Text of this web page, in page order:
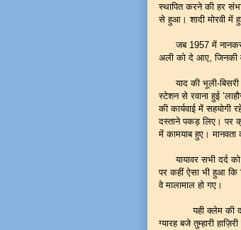
स्थापित करने की हर
से हुआ। शादी मोरवी में
जब 1957 में नानकराम
अली को दे आए, जिनकी
याद की भूली-बिसरी
स्टेशन से रवाना हुई
की कार्यवाई में
दस्ताने पकड़ लिए। पर
में कामयाब हुए। मानवता
यायावर सभी दर्द
पर कहीं ऐसा भी हुआ कि
वे मालामाल हो गए।
यही क्लेम की
ग्यारह बजे तुम्हारी